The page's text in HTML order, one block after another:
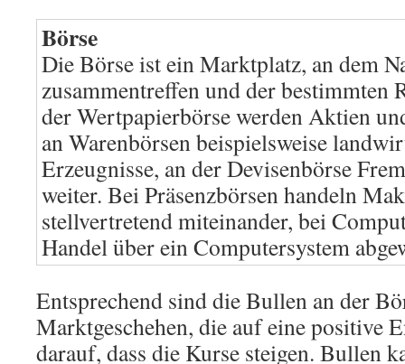
Börse
Die Börse ist ein Marktplatz, an dem
zusammentreffen und der bestimmten
der Wertpapierbörse werden Aktien
an Warenbörsen beispielsweise
Erzeugnisse, an der Devisenbörse
weiter. Bei Präsenzbörsen handeln
stellvertretend miteinander, bei
Handel über ein Computersystem
Entsprechend sind die Bullen an der
Marktgeschehen, die auf eine positive
darauf, dass die Kurse steigen. Bullen